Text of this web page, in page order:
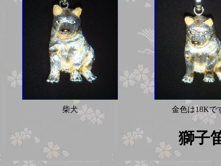
柴犬 金色は18Kで
獅子